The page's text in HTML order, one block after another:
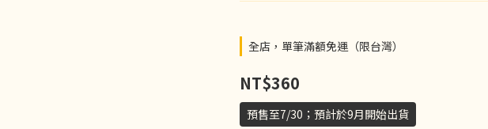
全店，單筆滿額免運（限台灣）
NT$360
預售至7/30；預計於9月開始出貨